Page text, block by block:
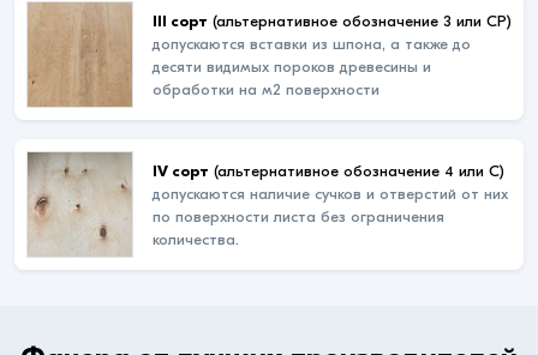
III сорт (альтернативное обозначение 3 или СР)
допускаются вставки из шпона, а также до
десяти видимых пороков древесины и
обработки на м2 поверхности
IV сорт (альтернативное обозначение 4 или С)
допускаются наличие сучков и отверстий от них
по поверхности листа без ограничения
количества.